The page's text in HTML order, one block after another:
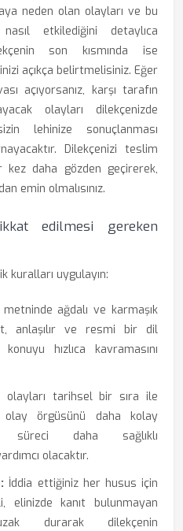
neden olan olayları ve bu
etkilediğini detaylıca
son kısmında ise
açıkça belirtmelisiniz. Eğer
açıyorsanız, karşı tarafın
olayları dilekçenizde
lehinize sonuçlanması
Dilekçenizi teslim
daha gözden geçirerek,
emin olmalısınız.
edilmesi gereken
kuralları uygulayın:
metninde ağdalı ve karmaşık
anlaşılır ve resmi bir dil
hızlıca kavramasını
olayları tarihsel bir sıra ile
olay örgüsünü daha kolay
süreci daha sağlıklı
olacaktır.
İddia ettiğiniz her husus için
elinizde kanıt bulunmayan
durarak dilekçenin